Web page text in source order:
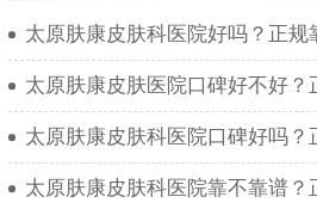
太原肤康皮肤科医院好吗？正规
太原肤康皮肤医院口碑好不好？
太原肤康皮肤科医院口碑好吗？
太原肤康皮肤科医院靠不靠谱？